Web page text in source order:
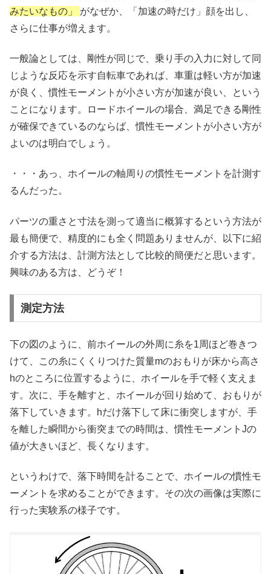
みたいなもの」 がなぜか、「加速の時だけ」顔を出し、
さらに仕事が増えます。
一般論としては、剛性が同じで、乗り手の入力に対して同
じような反応を示す自転車であれば、車重は軽い方が加速
が良く、慣性モーメントが小さい方が加速が良い、という
ことになります。ロードホイールの場合、満足できる剛性
が確保できているのならば、慣性モーメントが小さい方が
よいのは明白でしょう。
・・・あっ、ホイールの軸周りの慣性モーメントを計測す
るんだった。
パーツの重さと寸法を測って適当に概算するという方法が
最も簡便で、精度的にも全く問題ありませんが、以下に紹
介する方法は、計測方法として比較的簡便だと思います。
興味のある方は、どうぞ！
測定方法
下の図のように、前ホイールの外周に糸を1周ほど巻きつ
けて、この糸にくくりつけた質量mのおもりが床から高さ
hのところに位置するように、ホイールを手で軽く支えま
す。次に、手を離すと、ホイールが回り始めて、おもりが
落下していきます。hだけ落下して床に衝突しますが、手
を離した瞬間から衝突までの時間は、慣性モーメントJの
値が大きいほど、長くなります。
というわけで、落下時間を計ることで、ホイールの慣性モ
ーメントを求めることができます。その次の画像は実際に
行った実験系の様子です。